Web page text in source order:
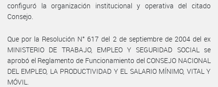
configuró la organización institucional y operativa del citado
Consejo.
Que por la Resolución N° 617 del 2 de septiembre de 2004 del ex
MINISTERIO DE TRABAJO, EMPLEO Y SEGURIDAD SOCIAL se
aprobó el Reglamento de Funcionamiento del CONSEJO NACIONAL
DEL EMPLEO, LA PRODUCTIVIDAD Y EL SALARIO MÍNIMO, VITAL Y
MÓVIL.